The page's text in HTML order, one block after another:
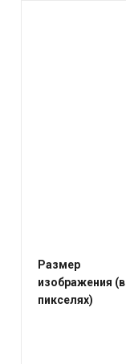
Размер
изображения (в
пикселях)